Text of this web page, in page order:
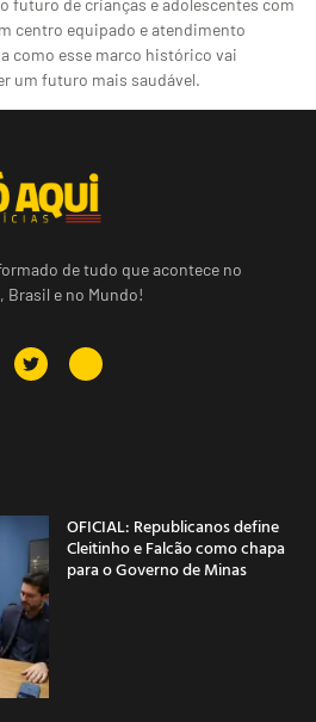
futuro de crianças e adolescentes com
centro equipado e atendimento
como esse marco histórico vai
um futuro mais saudável.
de tudo que acontece no
Brasil e no Mundo!
OFICIAL: Republicanos define
Cleitinho e Falcão como chapa
para o Governo de Minas